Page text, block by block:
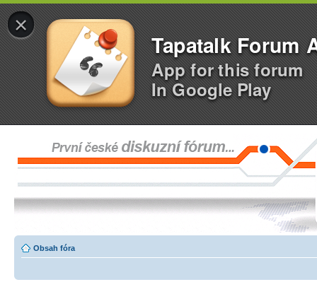
×
Tapatalk Forum
App for this forum
In Google Play
Obsah fóra